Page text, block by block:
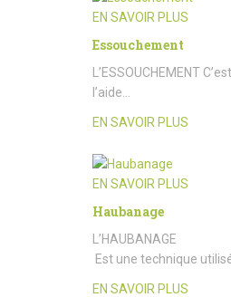
EN SAVOIR PLUS
Essouchement
L’ESSOUCHEMENT
l’aide…
EN SAVOIR PLUS
EN SAVOIR PLUS
Haubanage
L’HAUBANAGE
Est une technique
EN SAVOIR PLUS